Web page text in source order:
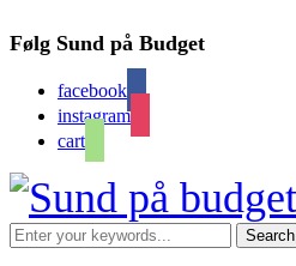
Følg Sund på Budget
facebook
instagram
cart